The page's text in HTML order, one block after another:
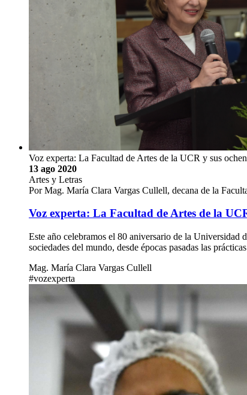
Voz experta: La Facultad de Artes de la UCR y sus
13 ago 2020
Artes y Letras
Por Mag. María Clara Vargas Cullell, decana de la
Voz experta: La Facultad de Artes de la
Este año celebramos el 80 aniversario de la Universidad
sociedades del mundo, desde épocas pasadas las
Mag. María Clara Vargas Cullell
#vozexperta